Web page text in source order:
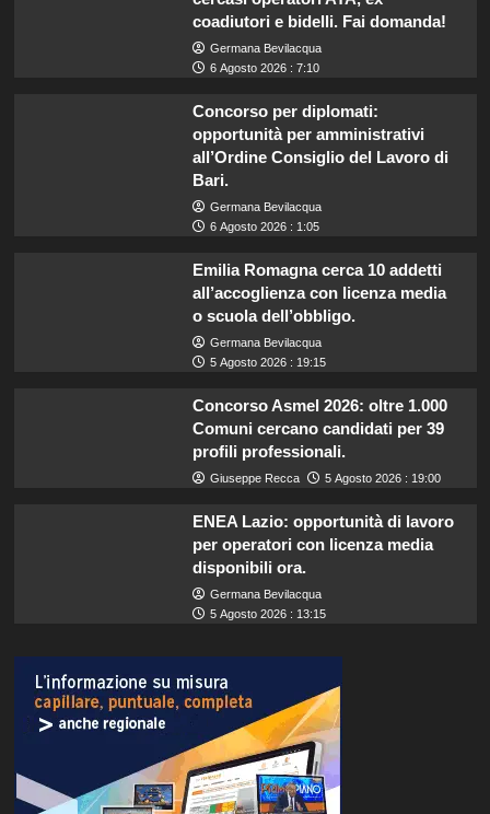
coadiutori e bidelli. Fai domanda!
Germana Bevilacqua
6 Agosto 2026 : 7:10
Concorso per diplomati:
opportunità per amministrativi
all’Ordine Consiglio del Lavoro di
Bari.
Germana Bevilacqua
6 Agosto 2026 : 1:05
Emilia Romagna cerca 10 addetti
all’accoglienza con licenza media
o scuola dell’obbligo.
Germana Bevilacqua
5 Agosto 2026 : 19:15
Concorso Asmel 2026: oltre 1.000
Comuni cercano candidati per 39
profili professionali.
Giuseppe Recca 5 Agosto 2026 : 19:00
ENEA Lazio: opportunità di lavoro
per operatori con licenza media
disponibili ora.
Germana Bevilacqua
5 Agosto 2026 : 13:15